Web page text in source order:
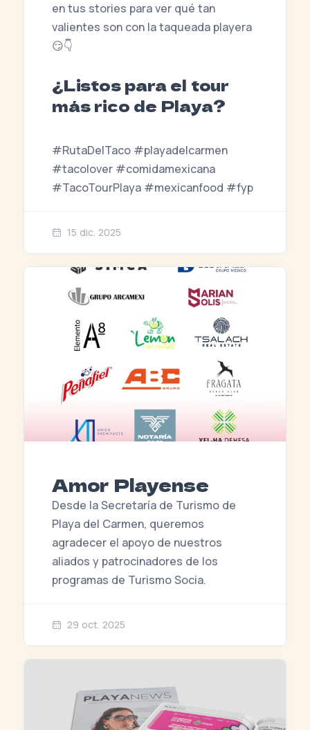
en tus stories para ver qué tan
valientes son con la taqueada playera
😏👇
¿Listos para el tour
más rico de Playa?
#RutaDelTaco #playadelcarmen
#tacolover #comidamexicana
#TacoTourPlaya #mexicanfood #fyp
15 dic. 2025
Amor Playense
Desde la Secretaría de Turismo de
Playa del Carmen, queremos
agradecer el apoyo de nuestros
aliados y patrocinadores de los
programas de Turismo Socia.
29 oct. 2025